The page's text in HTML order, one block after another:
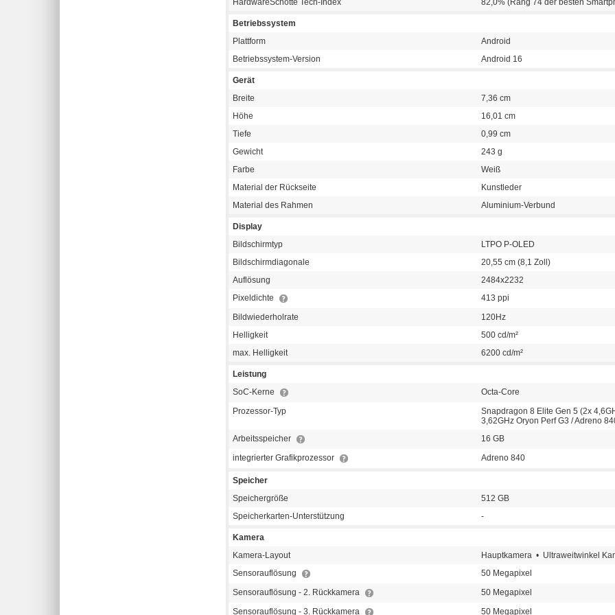
HardwareSchotte Tech-Index
82,0% (Rang 74 der besten
Betriebssystem
Plattform
Android
Betriebssystem-Version
Android 16
Gerät
Breite
7,36 cm
Höhe
16,01 cm
Tiefe
0,99 cm
Gewicht
243 g
Farbe
Weiß
Material der Rückseite
Kunstleder
Material des Rahmen
Aluminium-Verbund
Display
Bildschirmtyp
LTPO P-OLED
Bildschirmdiagonale
20,55 cm (8,1 Zoll)
Auflösung
2484x2232
Pixeldichte
413 ppi
Bildwiederholrate
120Hz
Helligkeit
500 cd/m²
max. Helligkeit
6200 cd/m²
Leistung
SoC-Kerne
Octa-Core
Prozessor-Typ
Snapdragon 8 Elite Gen 5 (2x
3,62GHz Oryon Perf G3 / Adreno
Arbeitsspeicher
16 GB
integrierter Grafikprozessor
Adreno 840
Speicher
Speichergröße
512 GB
Speicherkarten-Unterstützung
-
Kamera
Kamera-Layout
Hauptkamera • Ultraweitwinkel
Sensorauflösung
50 Megapixel
Sensorauflösung - 2. Rückkamera
50 Megapixel
Sensorauflösung - 3. Rückkamera
50 Megapixel